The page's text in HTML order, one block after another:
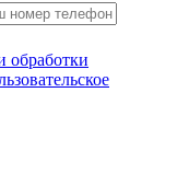
обработки